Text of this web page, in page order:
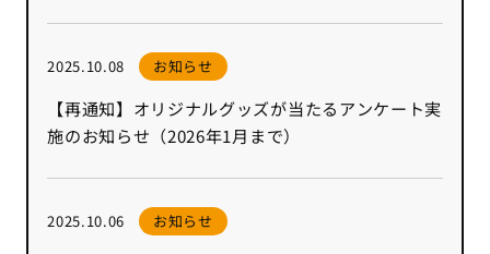
2025.10.08 お知らせ
【再通知】オリジナルグッズが当たるアンケート実
施のお知らせ（2026年1月まで）
2025.10.06 お知らせ